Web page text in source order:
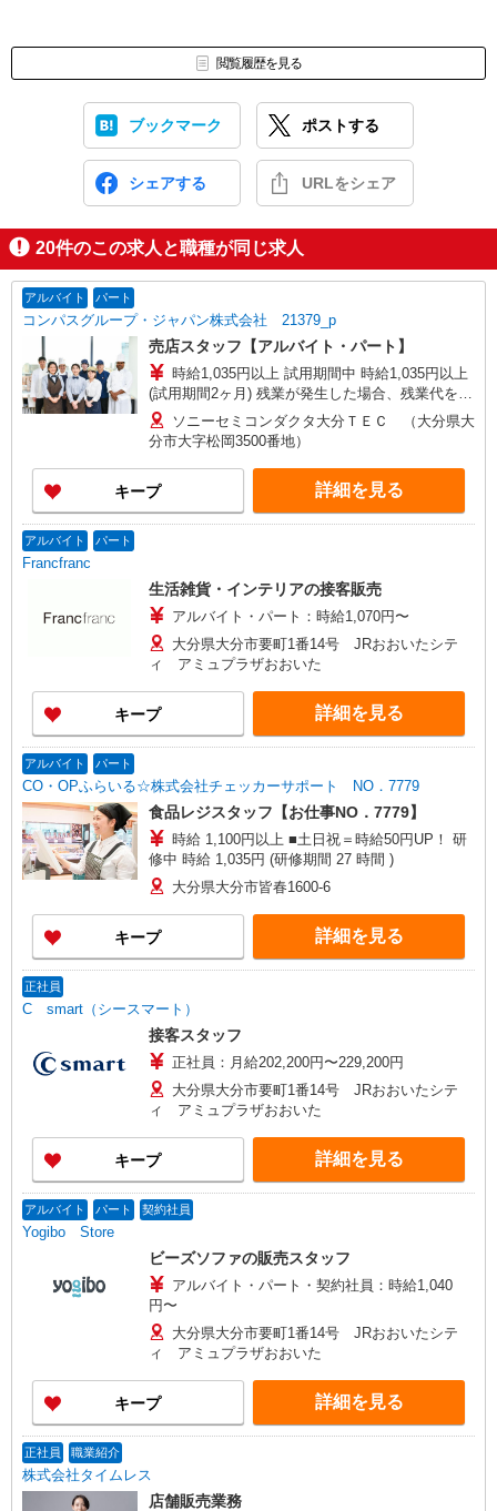
閲覧履歴を見る
ブックマーク ポストする
シェアする URLをシェア
20件のこの求人と職種が同じ求人
アルバイト パート
コンパスグループ・ジャパン株式会社 21379_p
売店スタッフ【アルバイト・パート】
時給1,035円以上 試用期間中 時給1,035円以上
(試用期間2ヶ月) 残業が発生した場合、残業代を1
分単位で別途支給します。
ソニーセミコンダクタ大分ＴＥＣ （大分県大
分市大字松岡3500番地）
キープ 詳細を見る
アルバイト パート
Francfranc
生活雑貨・インテリアの接客販売
アルバイト・パート：時給1,070円〜
大分県大分市要町1番14号 JRおおいたシテ
ィ アミュプラザおおいた
キープ 詳細を見る
アルバイト パート
CO・OPふらいる☆株式会社チェッカーサポート NO．7779
食品レジスタッフ【お仕事NO．7779】
時給 1,100円以上 ■土日祝＝時給50円UP！ 研
修中 時給 1,035円 (研修期間 27 時間 )
大分県大分市皆春1600-6
キープ 詳細を見る
正社員
C smart（シースマート）
接客スタッフ
正社員：月給202,200円〜229,200円
大分県大分市要町1番14号 JRおおいたシテ
ィ アミュプラザおおいた
キープ 詳細を見る
アルバイト パート 契約社員
Yogibo Store
ビーズソファの販売スタッフ
アルバイト・パート・契約社員：時給1,040
円〜
大分県大分市要町1番14号 JRおおいたシテ
ィ アミュプラザおおいた
キープ 詳細を見る
正社員 職業紹介
株式会社タイムレス
店舗販売業務